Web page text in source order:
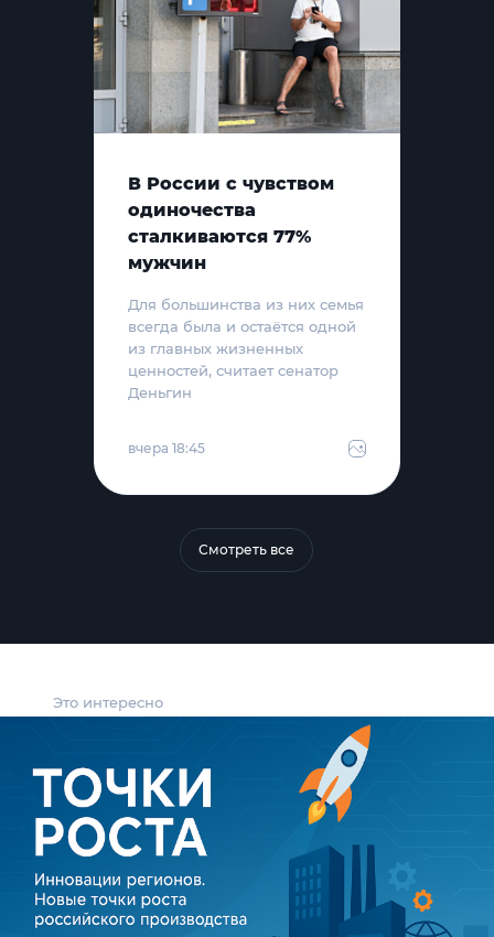
Это интересно
В России с чувством
одиночества
сталкиваются 77%
мужчин
Для большинства из них семья
всегда была и остаётся одной
из главных жизненных
ценностей, считает сенатор
Деньгин
вчера 18:45
Смотреть все